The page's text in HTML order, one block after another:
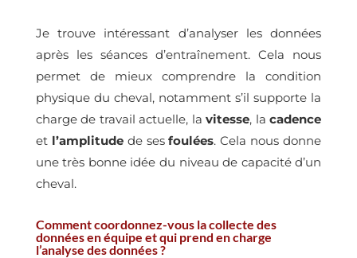
Je trouve intéressant d’analyser les données
après les séances d’entraînement. Cela nous
permet de mieux comprendre la condition
physique du cheval, notamment s’il supporte la
charge de travail actuelle, lavitesse, lacadence
et l’amplitudede sesfoulées. Cela nous donne
une très bonne idée du niveau de capacité d’un
cheval.
Comment coordonnez-vous la collecte des
données en équipe et qui prend en charge
l’analyse des données ?